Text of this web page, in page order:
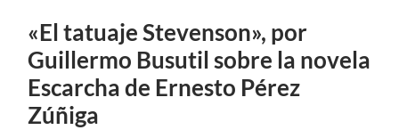
móvil
«El tatuaje Stevenson», por
Guillermo Busutil sobre la novela
Escarcha de Ernesto Pérez
Zúñiga